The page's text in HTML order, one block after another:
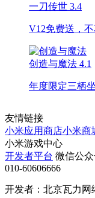
一刀传世 3.4
V12免费送，
创造与魔法 4.1
年度限定三栖
友情链接
小米应用商店小米商
小米游戏中心
开发者平台 微信公
010-60606666
开发者：北京瓦力网